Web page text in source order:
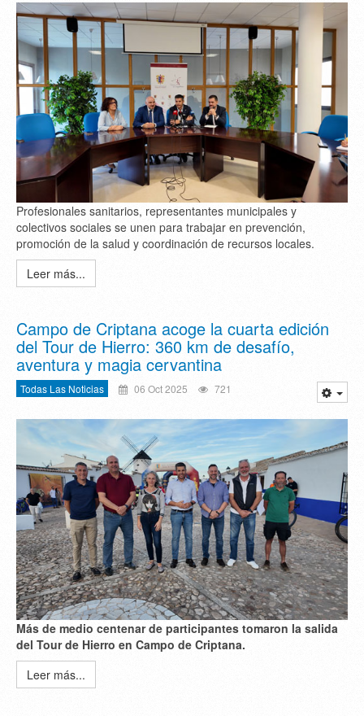
Profesionales sanitarios, representantes municipales y
colectivos sociales se unen para trabajar en prevención,
promoción de la salud y coordinación de recursos locales.
Leer más...
Campo de Criptana acoge la cuarta edición
del Tour de Hierro: 360 km de desafío,
aventura y magia cervantina
Todas Las Noticias 06 Oct 2025 721
Más de medio centenar de participantes tomaron la salida
del Tour de Hierro en Campo de Criptana.
Leer más...